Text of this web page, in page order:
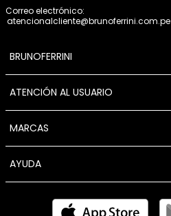
Correo electrónico:
atencionalcliente@brunoferrini.com.pe
BRUNOFERRINI
ATENCIÓN AL USUARIO
MARCAS
AYUDA